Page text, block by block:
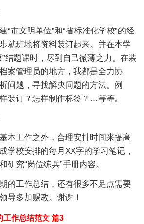
文明单位”和“省标准化学校”的经
就班地将资料装订起来。并在本学
结题课时，尽到自己微薄之力。在装
案管理员的地方，我都是全力协
问题，寻找解决问题的方法。例
装订？怎样制作标签？…等等。
工作之外，合理安排时间来提高
学校安排的每月XX字的学习笔记，
研究“岗位练兵”手册内容。
工作总结，还有很多不足点需要
导多加赐教。谢谢！
作总结范文 篇3